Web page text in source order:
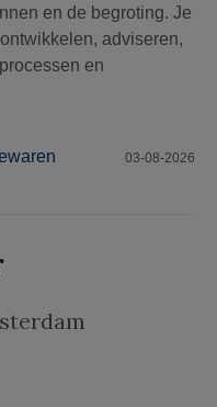
en de begroting. Je
adviseren,
en
03-08-2026